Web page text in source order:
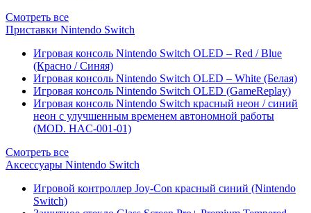
Смотреть все
Приставки Nintendo Switch
Игровая консоль Nintendo Switch OLED – Red / Blue
(Красно / Синяя)
Игровая консоль Nintendo Switch OLED – White (Белая)
Игровая консоль Nintendo Switch OLED (GameReplay)
Игровая консоль Nintendo Switch красный неон / синий
неон с улучшенным временем автономной работы
(MOD. HAC-001-01)
Смотреть все
Аксессуары Nintendo Switch
Игровой контроллер Joy-Con красный синий (Nintendo
Switch)